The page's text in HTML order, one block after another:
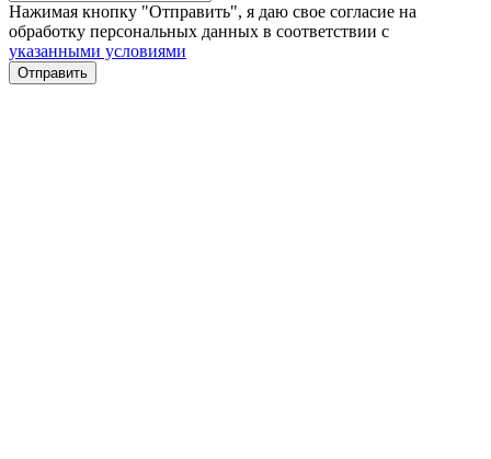
Нажимая кнопку "Отправить", я даю свое согласие на
обработку персональных данных в соответствии с
указанными условиями
Отправить